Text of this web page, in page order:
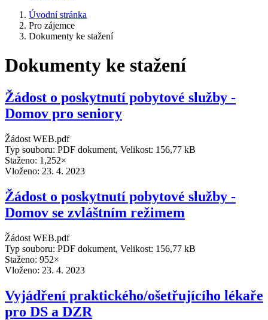
Úvodní stránka
Pro zájemce
Dokumenty ke stažení
Dokumenty ke stažení
Žádost o poskytnutí pobytové služby -
Domov pro seniory
Žádost WEB.pdf
Typ souboru: PDF dokument, Velikost: 156,77 kB
Staženo: 1,252×
Vloženo: 23. 4. 2023
Žádost o poskytnutí pobytové služby -
Domov se zvláštním režimem
Žádost WEB.pdf
Typ souboru: PDF dokument, Velikost: 156,77 kB
Staženo: 952×
Vloženo: 23. 4. 2023
Vyjádření praktického/ošetřujícího lékaře
pro DS a DZR